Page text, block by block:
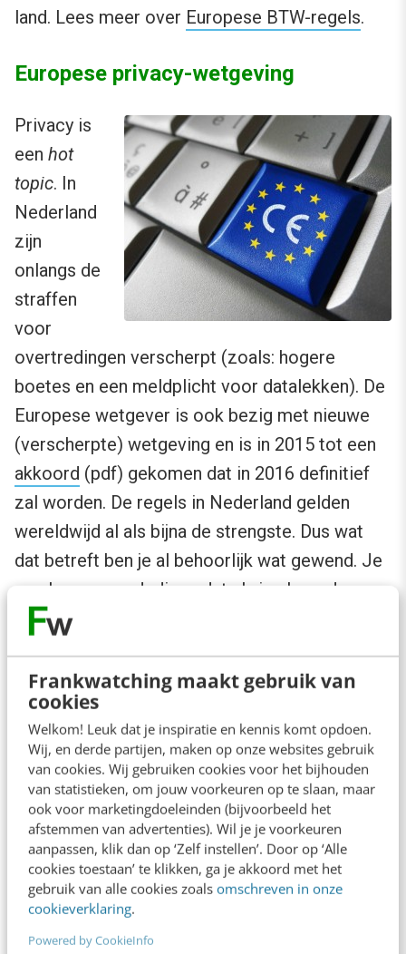
Frankwatching maakt gebruik van
cookies
Welkom! Leuk dat je inspiratie en kennis komt opdoen.
Wij, en derde partijen, maken op onze websites gebruik
van cookies. Wij gebruiken cookies voor het bijhouden
van statistieken, om jouw voorkeuren op te slaan, maar
ook voor marketingdoeleinden (bijvoorbeeld het
afstemmen van advertenties). Wil je je voorkeuren
aanpassen, klik dan op ‘Zelf instellen’. Door op ‘Alle
cookies toestaan’ te klikken, ga je akkoord met het
gebruik van alle cookies zoals omschreven in onze
cookieverklaring.
Powered by CookieInfo
land. Lees meer over Europese BTW-regels.
Europese privacy-wetgeving
Privacy is
een hot
topic. In
Nederland
zijn
onlangs de
straffen
voor
overtredingen verscherpt (zoals: hogere
boetes en een meldplicht voor datalekken). De
Europese wetgever is ook bezig met nieuwe
(verscherpte) wetgeving en is in 2015 tot een
akkoord (pdf) gekomen dat in 2016 definitief
zal worden. De regels in Nederland gelden
wereldwijd al als bijna de strengste. Dus wat
dat betreft ben je al behoorlijk wat gewend. Je
zou kunnen verdedigen dat als je al aan de
Nederlandse regels voldoet, je ook zult
strenge) regels in het buitenland.
Uitzondering op de regel is Duitsland. Het land
heeft de strengste privacy-regels van Europa.
Daarnaast heerst bij onze oosterburen een
zelfreguleringscultuur. Concurrenten kunnen
fouten in jouw voorwaarden melden en
advocatenkantoren die deze fouten herkennen
kunnen de gemaakte kosten op jou verhalen. De
kosten van deze